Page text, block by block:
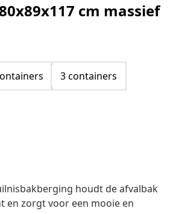
cm massief
3 containers
houdt de afvalbak
en zorgt voor een mooie en